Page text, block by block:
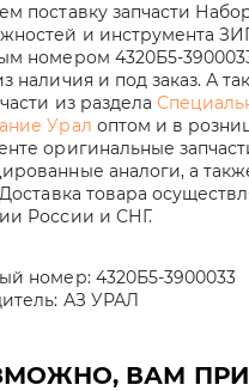
поставку запчасти
и инструмента
номером 4320Б5-
наличия и под заказ. А
из раздела
Урал оптом и в
оригинальные
аналоги, а
товара
России и СНГ.
номер: 4320Б5-3900033
АЗ УРАЛ
ВАМ